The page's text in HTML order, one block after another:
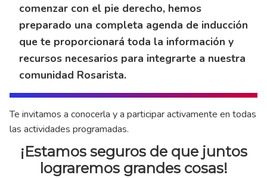
comenzar con el pie derecho, hemos
preparado una completa agenda de inducción
que te proporcionará toda la información y
recursos necesarios para integrarte a nuestra
comunidad Rosarista.
Te invitamos a conocerla y a participar activamente en todas
las actividades programadas.
¡Estamos seguros de que juntos
lograremos grandes cosas!